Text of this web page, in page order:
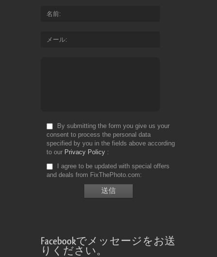
名前
メール
By submitting the form you give us your
consent to process the personal data
specified by you in the fields above according
to our Privacy Policy
I agree to be updated with special offers
and deals from FixThePhoto.com
Facebookでメッセージをお送
りください。